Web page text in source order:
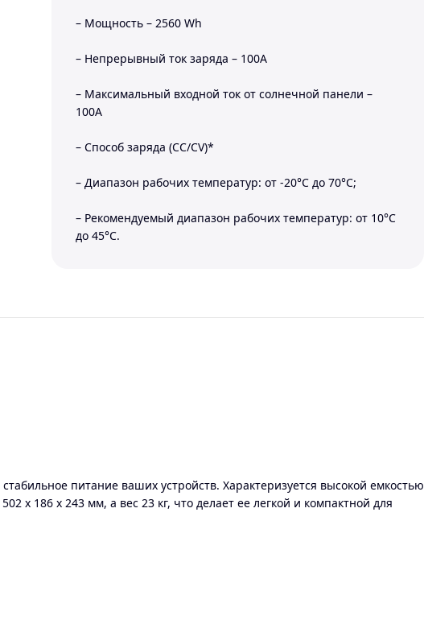
– Мощность – 2560 Wh
– Непрерывный ток заряда – 100A
– Максимальный входной ток от солнечной панели –
100А
– Способ заряда (CC/CV)*
– Диапазон рабочих температур: от -20°С до 70°С;
– Рекомендуемый диапазон рабочих температур: от 10°С
до 45°С.
питание ваших устройств. Характеризуется высокой емкостью
x 186 x 243 мм, а вес 23 кг, что делает ее легкой и компактной для